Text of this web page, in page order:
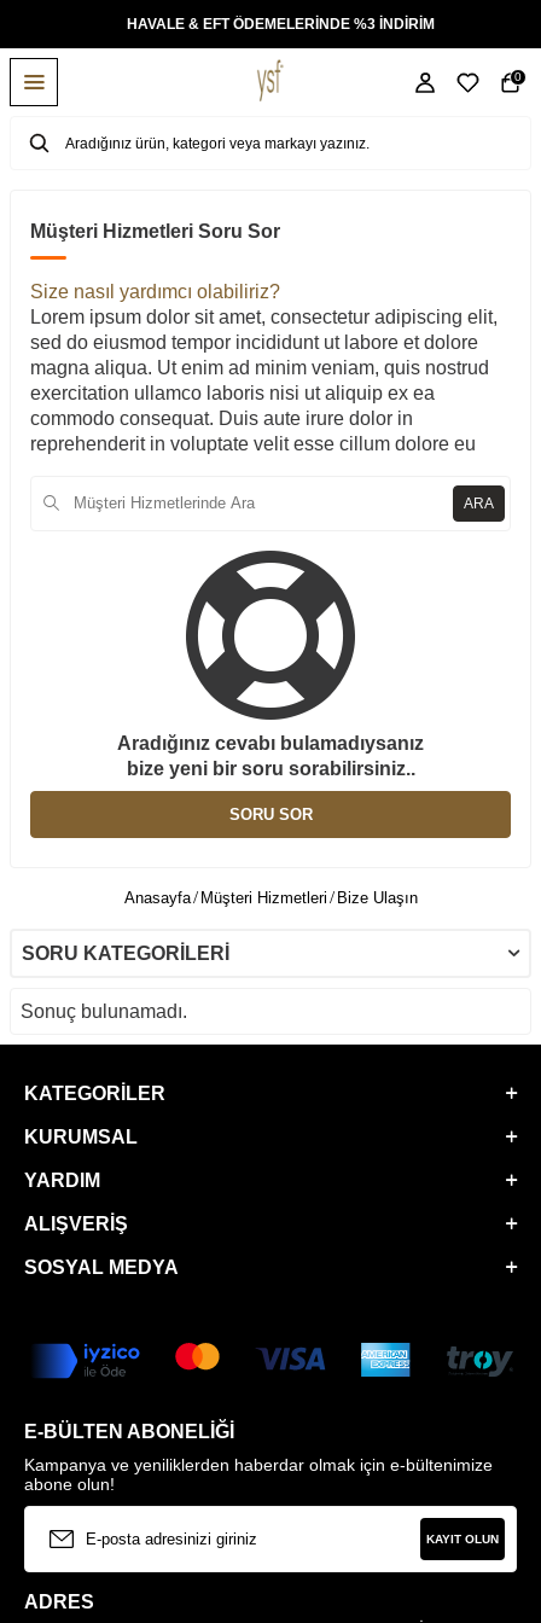
HAVALE & EFT ÖDEMELERİNDE %3 İNDİRİM
0
Müşteri Hizmetleri Soru Sor
Size nasıl yardımcı olabiliriz?
Lorem ipsum dolor sit amet, consectetur adipiscing elit,
sed do eiusmod tempor incididunt ut labore et dolore
magna aliqua. Ut enim ad minim veniam, quis nostrud
exercitation ullamco laboris nisi ut aliquip ex ea
commodo consequat. Duis aute irure dolor in
reprehenderit in voluptate velit esse cillum dolore eu
ARA
Aradığınız cevabı bulamadıysanız
bize yeni bir soru sorabilirsiniz..
SORU SOR
Anasayfa Müşteri Hizmetleri Bize Ulaşın
SORU KATEGORILERI
Sonuç bulunamadı.
KATEGORILER
KURUMSAL
YARDIM
ALIŞVERIŞ
SOSYAL MEDYA
E-BÜLTEN ABONELIĞI
Kampanya ve yeniliklerden haberdar olmak için e-bültenimize
abone olun!
KAYIT OLUN
ADRES